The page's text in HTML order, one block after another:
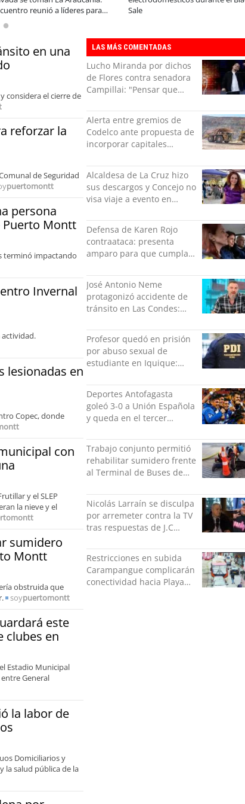
las
en una
considera el cierre de
reforzar la
de Seguridad
puertomontt
persona
Puerto Montt
terminó impactando
Invernal
lesionadas en
Copec, donde
con
y el SLEP
la nieve y el
sumidero
Montt
obstruida que
soypuertomontt
este
clubes en
Estadio Municipal
General
la labor de
Domiciliarios y
la salud pública de la
LAS MÁS COMENTADAS
Lucho Miranda por dichos
de Flores contra senadora
Campillai: "Pensar que
es una forma de quitar
dignidad"
Alerta entre gremios de
Codelco ante propuesta de
incorporar capitales
Alcaldesa de La Cruz hizo
sus descargos y Concejo no
visa viaje a evento en
grabación con abuso
sexual infantil
Defensa de Karen Rojo
contraataca: presenta
amparo para que cumpla
libertad
José Antonio Neme
protagonizó accidente de
tránsito en Las Condes:
motociclista
Profesor quedó en prisión
por abuso sexual de
estudiante en Iquique:
Deportes Antofagasta
goleó 3-0 a Unión Española
y queda en el tercer
Ascenso
Trabajo conjunto permitió
rehabilitar sumidero frente
al Terminal de Buses de
Nicolás Larraín se disculpa
por arremeter contra la TV
tras respuestas de J.C
Restricciones en subida
Carampangue complicarán
conectividad hacia Playa